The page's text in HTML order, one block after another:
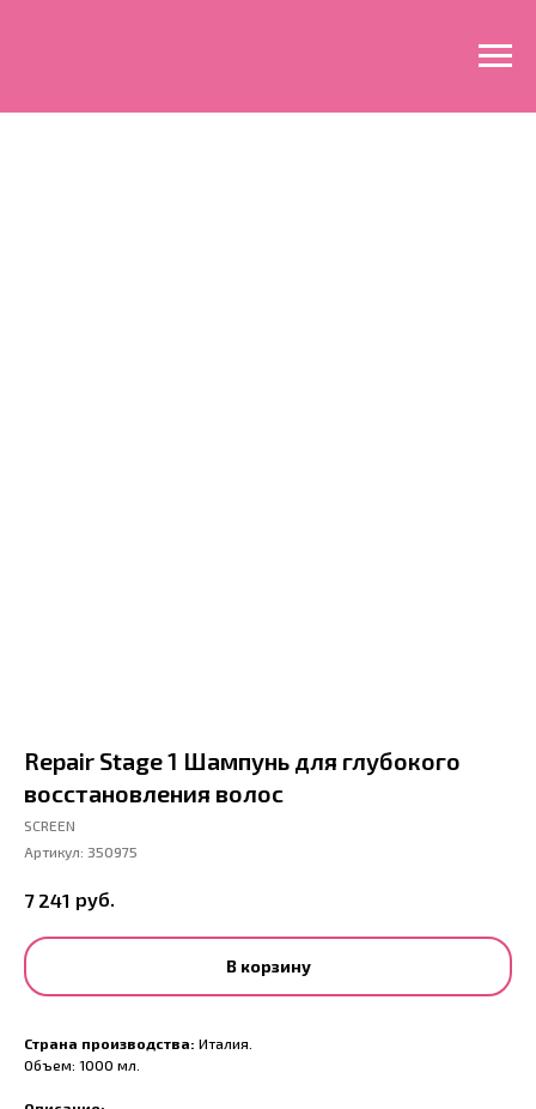
Repair Stage 1 Шампунь для глубокого
восстановления волос
SCREEN
Артикул: 350975
7 241 руб.
В корзину
Страна производства: Италия.
Объем: 1000 мл.